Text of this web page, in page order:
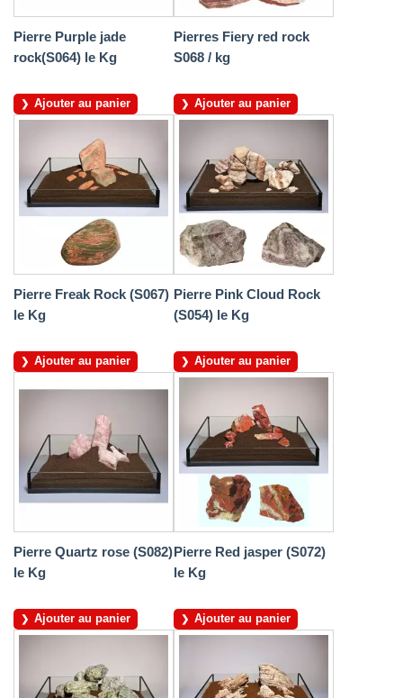
Pierre Purple jade
rock(S064) le Kg
Ajouter au panier
Pierres Fiery red rock
S068 / kg
Ajouter au panier
Pierre Freak Rock (S067)
le Kg
Ajouter au panier
Pierre Pink Cloud Rock
(S054) le Kg
Ajouter au panier
Pierre Quartz rose (S082)
le Kg
Ajouter au panier
Pierre Red jasper (S072)
le Kg
Ajouter au panier